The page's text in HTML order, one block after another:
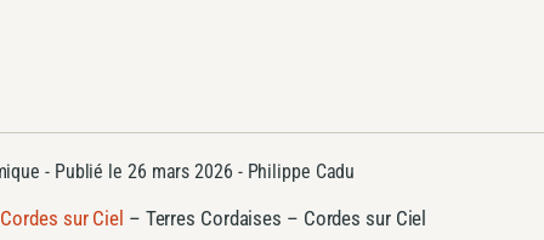
- Publié le 26 mars 2026 - Philippe Cadu
sur Ciel – Terres Cordaises – Cordes sur Ciel